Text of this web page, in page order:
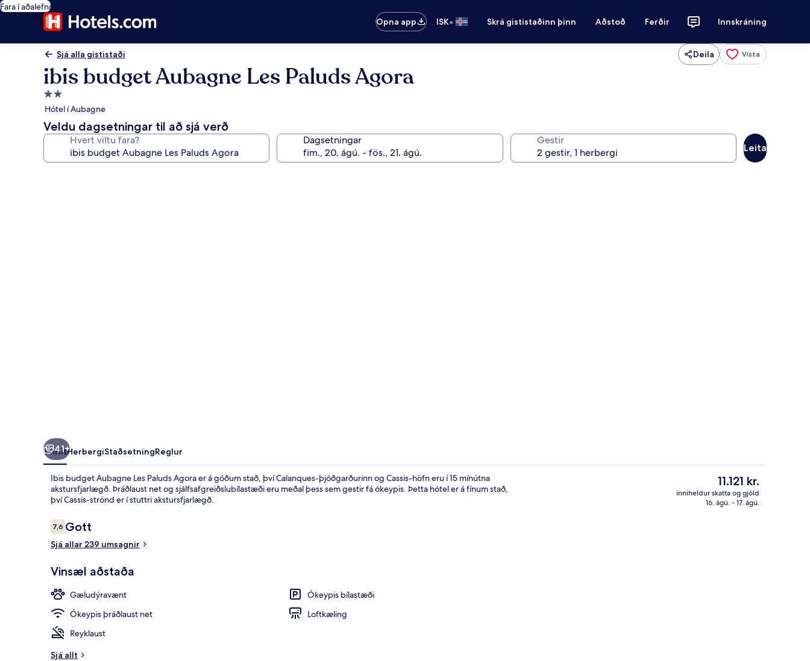
Fara í aðalefni
Opna app
ISK• Skrá gististaðinn þinn Aðstoð Ferðir Innskráning
Sjá alla gististaði Deila Vista
ibis budget Aubagne Les Paluds Agora
2.0
stjörnu
gististaður
Hótel í Aubagne
Veldu dagsetningar til að sjá verð
Hvert viltu fara? Dagsetningar Gestir
Leita
41+
YfirlitHerbergiStaðsetningReglur
Ibis budget Aubagne Les Paluds Agora er á góðum stað, því Calanques-þjóðgarðurinn og Cassis-höfn eru í 15 mínútna
akstursfjarlægð. Þráðlaust net og sjálfsafgreiðslubílastæði eru meðal þess sem gestir fá ókeypis. Þetta hótel er á fínum stað,
því Cassis-strönd er í stuttri akstursfjarlægð.
Umsagnir
7,67,6 af 10
Gott
Sjá allar 239 umsagnir
Vinsæl aðstaða
Gæludýravænt
Ókeypis bílastæði
Ókeypis þráðlaust net
Loftkæling
Reyklaust
Sjá allt
Núverandi
verð
er
11.121 kr.
inniheldur skatta og gjöld
16. ágú. - 17. ágú.